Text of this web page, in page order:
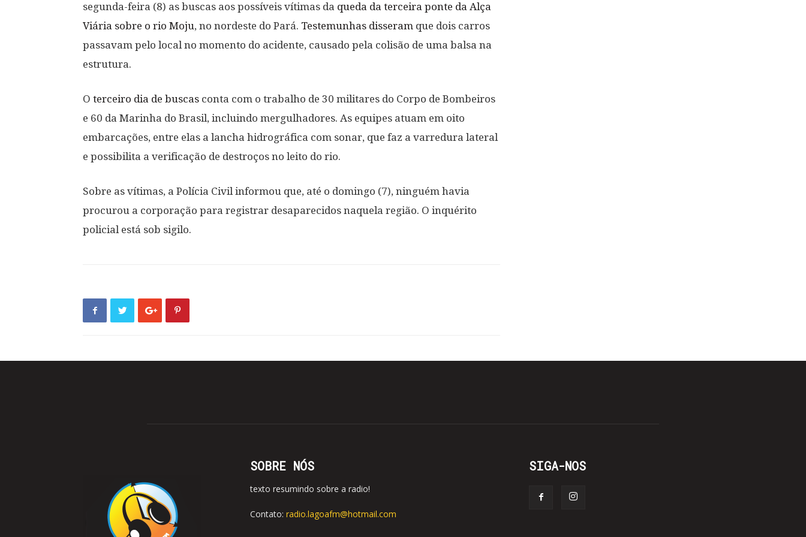
segunda-feira (8) as buscas aos possíveis vítimas da queda da terceira ponte da Alça
Viária sobre o rio Moju, no nordeste do Pará. Testemunhas disseram que dois carros
passavam pelo local no momento do acidente, causado pela colisão de uma balsa na
estrutura.
O terceiro dia de buscas conta com o trabalho de 30 militares do Corpo de Bombeiros
e 60 da Marinha do Brasil, incluindo mergulhadores. As equipes atuam em oito
embarcações, entre elas a lancha hidrográfica com sonar, que faz a varredura lateral
e possibilita a verificação de destroços no leito do rio.
Sobre as vítimas, a Polícia Civil informou que, até o domingo (7), ninguém havia
procurou a corporação para registrar desaparecidos naquela região. O inquérito
policial está sob sigilo.
SOBRE NÓS
texto resumindo sobre a radio!
Contato: radio.lagoafm@hotmail.com
SIGA-NOS